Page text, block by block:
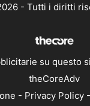
- Tutti i diritti
su questo
theCoreAdv
- Privacy Policy-